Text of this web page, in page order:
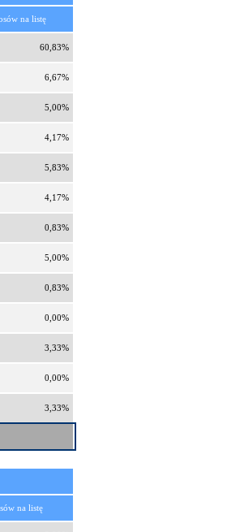
na listę
60,83%
6,67%
5,00%
4,17%
5,83%
4,17%
0,83%
5,00%
0,83%
0,00%
3,33%
0,00%
3,33%
na listę